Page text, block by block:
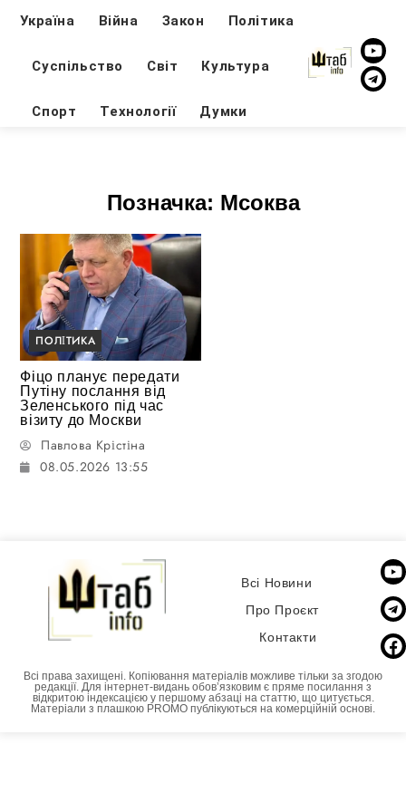
Україна Війна Закон Політика
Суспільство Світ Культура
Спорт Технології Думки
Позначка: Мсоква
ПОЛІТИКА
Фіцо планує передати
Путіну послання від
Зеленського під час
візиту до Москви
Павлова Крістіна
08.05.2026 13:55
Всі Новини
Про Проєкт
Контакти
Всі права захищені. Копіювання матеріалів можливе тільки за згодою
редакції. Для інтернет-видань обовʼязковим є пряме посилання з
відкритою індексацією у першому абзаці на статтю, що цитується.
Матеріали з плашкою PROMO публікуються на комерційній основі.